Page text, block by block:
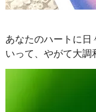
あなたのハートに日
いって、やがて大